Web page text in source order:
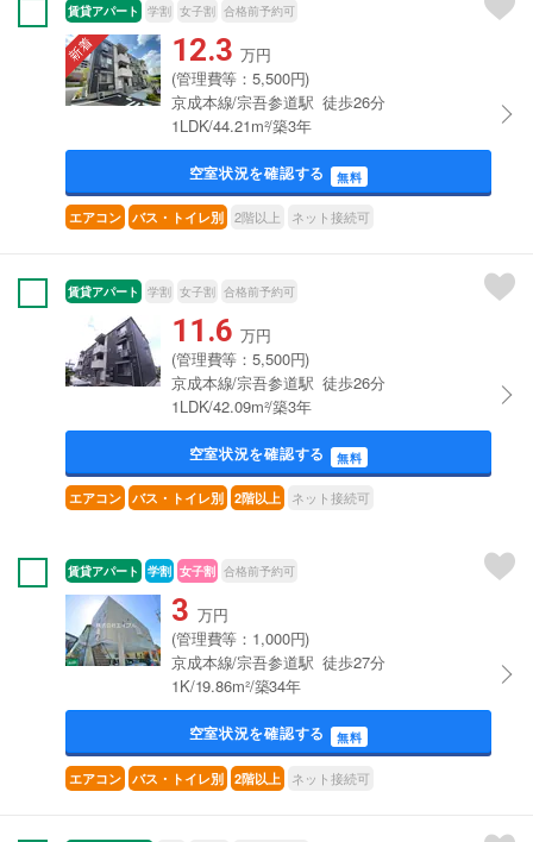
賃貸アパート 学割 女子割 合格前予約可
12.3 万円
(管理費等：5,500円)
京成本線/宗吾参道駅 徒歩26分
1LDK/44.21m²/築3年
空室状況を確認する 無料
エアコン バス・トイレ別 2階以上 ネット接続可
賃貸アパート 学割 女子割 合格前予約可
11.6 万円
(管理費等：5,500円)
京成本線/宗吾参道駅 徒歩26分
1LDK/42.09m²/築3年
空室状況を確認する 無料
エアコン バス・トイレ別 2階以上 ネット接続可
賃貸アパート 学割 女子割 合格前予約可
3 万円
(管理費等：1,000円)
京成本線/宗吾参道駅 徒歩27分
1K/19.86m²/築34年
空室状況を確認する 無料
エアコン バス・トイレ別 2階以上 ネット接続可